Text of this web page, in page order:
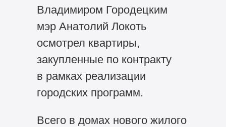
Владимиром Городецким
мэр Анатолий Локоть
осмотрел квартиры,
закупленные по контракту
в рамках реализации
городских программ.
Всего в домах нового жилого